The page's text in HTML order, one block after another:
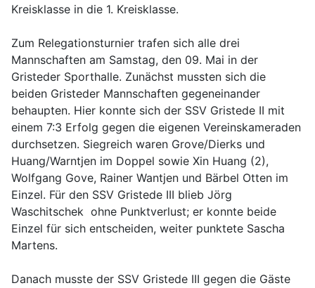
Kreisklasse in die 1. Kreisklasse.
Zum Relegationsturnier trafen sich alle drei
Mannschaften am Samstag, den 09. Mai in der
Gristeder Sporthalle. Zunächst mussten sich die
beiden Gristeder Mannschaften gegeneinander
behaupten. Hier konnte sich der SSV Gristede II mit
einem 7:3 Erfolg gegen die eigenen Vereinskameraden
durchsetzen. Siegreich waren Grove/Dierks und
Huang/Warntjen im Doppel sowie Xin Huang (2),
Wolfgang Gove, Rainer Wantjen und Bärbel Otten im
Einzel. Für den SSV Gristede III blieb Jörg
Waschitschek ohne Punktverlust; er konnte beide
Einzel für sich entscheiden, weiter punktete Sascha
Martens.
Danach musste der SSV Gristede III gegen die Gäste